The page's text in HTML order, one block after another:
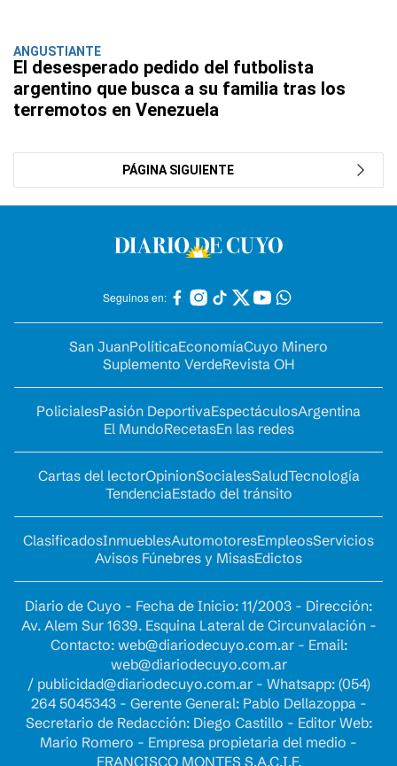
ANGUSTIANTE
El desesperado pedido del futbolista
argentino que busca a su familia tras los
terremotos en Venezuela
PÁGINA SIGUIENTE
Seguinos en:
San JuanPolíticaEconomíaCuyo Minero
Suplemento VerdeRevista OH
PolicialesPasión DeportivaEspectáculosArgentina
El MundoRecetasEn las redes
Cartas del lectorOpinionSocialesSaludTecnología
TendenciaEstado del tránsito
ClasificadosInmueblesAutomotoresEmpleosServicios
Avisos Fúnebres y MisasEdictos
Diario de Cuyo - Fecha de Inicio: 11/2003 - Dirección:
Av. Alem Sur 1639. Esquina Lateral de Circunvalación -
Contacto: web@diariodecuyo.com.ar- Email:
web@diariodecuyo.com.ar
/ publicidad@diariodecuyo.com.ar- Whatsapp: (054)
264 5045343 - Gerente General: Pablo Dellazoppa -
Secretario de Redacción: Diego Castillo - Editor Web:
Mario Romero - Empresa propietaria del medio -
FRANCISCO MONTES S.A.C.I.F.